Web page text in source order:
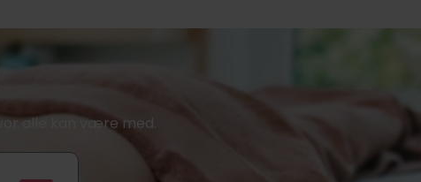
alle kan være med.